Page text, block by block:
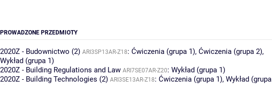
PROWADZONE PRZEDMIOTY
2020Z - Budownictwo (2) ARI3SP13AR-Z18: Ćwiczenia (grupa 1), Ćwiczenia (grupa 2),
Wykład (grupa 1)
2020Z - Building Regulations and Law ARI7SE07AR-Z20: Wykład (grupa 1)
2020Z - Building Technologies (2) ARI3SE13AR-Z18: Ćwiczenia (grupa 1), Wykład (grupa